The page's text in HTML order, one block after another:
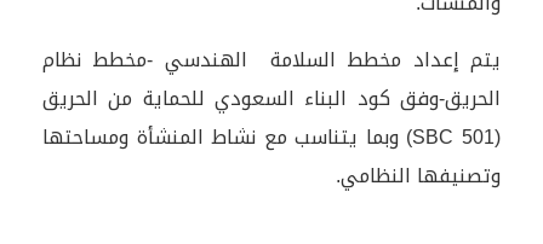
يتم إعداد مخطط السلامة الهندسي -مخطط نظام
الحريق-وفق كود البناء السعودي للحماية من الحريق
(SBC 501) وبما يتناسب مع نشاط المنشأة ومساحتها
وتصنيفها النظامي.